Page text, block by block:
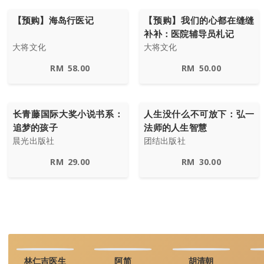
【预购】海岛行医记
大将文化
RM 58.00
【预购】我们的心都在缝缝
补补：医院辅导员札记
大将文化
RM 50.00
长青藤国际大奖小说书系：
追梦的孩子
晨光出版社
RM 29.00
人生没什么不可放下：弘一
法师的人生智慧
团结出版社
RM 30.00
林仁吉医生 阿简 胡清朝